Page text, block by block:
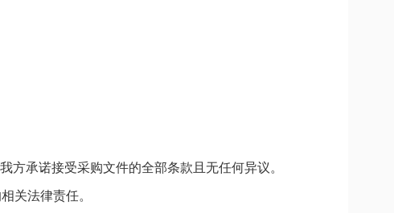
方承诺接受采购文件的全部条款且无任何异议。
关法律责任。